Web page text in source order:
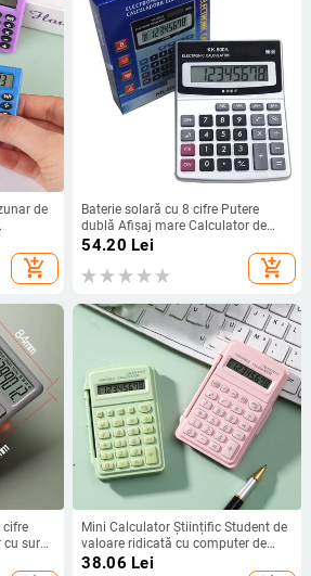
de
add_shopping_cart
Baterie solară cu 8 cifre Putere
dublă Afișaj mare Calculator de
birou de birou Rechizite pentru
înapoi la școală Studenți/Finanțe
Papetarie
54.20 Lei
add_shopping_cart
cifre
sursă
Mini Calculator Științific Student de
valoare ridicată cu computer de
culoarea bomboanelor Calculator
38.06 Lei